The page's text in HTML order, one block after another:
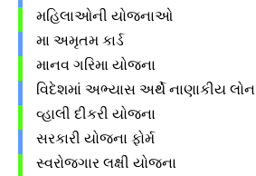
મહિલાઓની યોજનાઓ
મા અમૃતમ કાર્ડ
માનવ ગરિમા યોજના
વિદેશમાં અભ્યાસ અર્થે નાણાકીય લોન
વ્હાલી દીકરી યોજના
સરકારી યોજના ફોર્મ
સ્વરોજગાર લક્ષી યોજના